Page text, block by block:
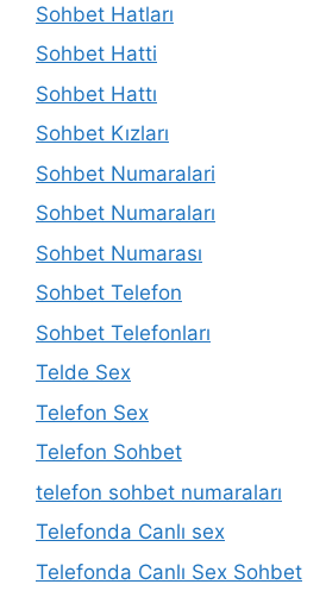
Sohbet Hatları
Sohbet Hatti
Sohbet Hattı
Sohbet Kızları
Sohbet Numaralari
Sohbet Numaraları
Sohbet Numarası
Sohbet Telefon
Sohbet Telefonları
Telde Sex
Telefon Sex
Telefon Sohbet
telefon sohbet numaraları
Telefonda Canlı sex
Telefonda Canlı Sex Sohbet